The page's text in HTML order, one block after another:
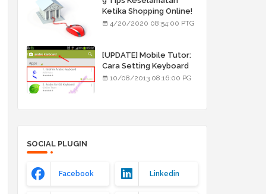
Ketika Shopping Online!
4/20/2020 08:54:00 PTG
[UPDATE] Mobile Tutor:
Cara Setting Keyboard
Arab/Jawi
10/08/2013 08:16:00 PG
SOCIAL PLUGIN
Facebook Linkedin